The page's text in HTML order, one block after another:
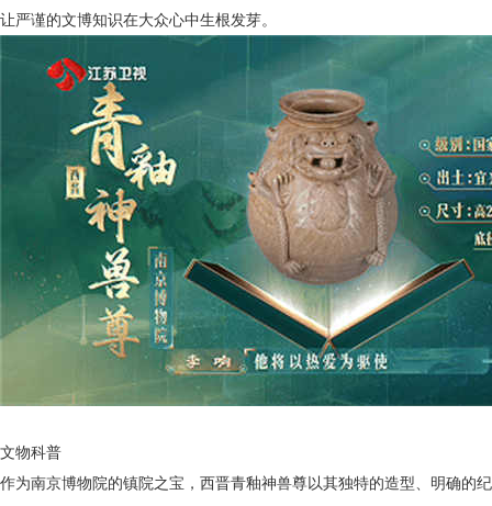
让严谨的文博知识在大众心中生根发芽。
文物科普
作为南京博物院的镇院之宝，西晋青釉神兽尊以其独特的造型、明确的